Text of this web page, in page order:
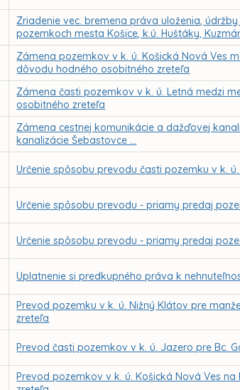
Zriadenie vec. bremena práva uloženia,
pozemkoch mesta Košice, k.ú. Huštáky,
Zámena pozemkov v k. ú. Košická Nová Ves
dôvodu hodného osobitného zreteľa
Zámena časti pozemkov v k. ú. Letná medzi
osobitného zreteľa
Zámena cestnej komunikácie a dažďovej
kanalizácie Šebastovce ...
Určenie spôsobu prevodu časti pozemku v k.
Určenie spôsobu prevodu - priamy predaj
Určenie spôsobu prevodu - priamy predaj
Uplatnenie si predkupného práva k
Prevod pozemku v k. ú. Nižný Klátov pre
zreteľa
Prevod časti pozemkov v k. ú. Jazero pre Bc.
Prevod pozemkov v k. ú. Košická Nová Ves